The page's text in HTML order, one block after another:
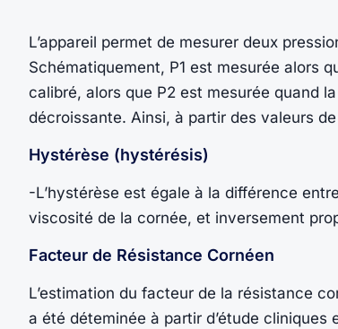
L’appareil permet de mesurer deux
Schématiquement, P1 est mesurée alors
calibré, alors que P2 est mesurée quand
décroissante. Ainsi, à partir des valeurs
Hystérèse (hystérésis)
-L’hystérèse est égale à la différence
viscosité de la cornée, et inversement
Facteur de Résistance Cornéen
L’estimation du facteur de la résistance
a été déteminée à partir d’étude